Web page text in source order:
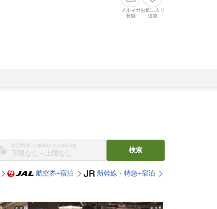
メルマガ
登録
お気に入り
追加
合計料金 ※1部屋あたりの税込金額
〜
検索
航空券+宿泊 新幹線・特急+宿泊